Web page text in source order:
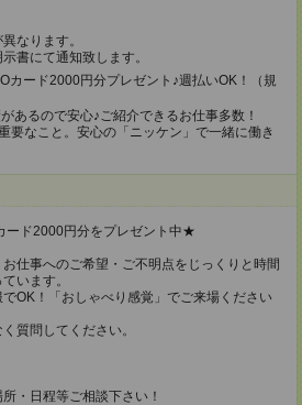
なります。
書にて通知致します。
カード2000円分プレゼント♪週払いOK！（規
あるので安心♪ご紹介できるお仕事多数！
要なこと。安心の「ニッケン」で一緒に働き
ード2000円分をプレゼント中★
仕事へのご希望・ご不明点をじっくりと時間
います。
OK！「おしゃべり感覚」でご来場ください
質問してください。
・日程等ご相談下さい！